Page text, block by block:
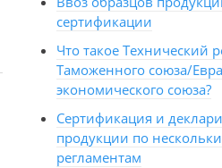
сертификации
Что такое Технический
Таможенного союза/
экономического союза?
Сертификация и
продукции по
регламентам